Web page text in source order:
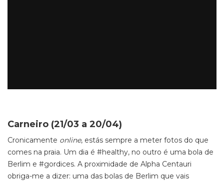
Carneiro (21/03 a 20/04)
Cronicamente online, estás sempre a meter fotos do que
comes na praia. Um dia é #healthy, no outro é uma bola de
Berlim e #gordices. A proximidade de Alpha Centauri
obriga-me a dizer: uma das bolas de Berlim que vais